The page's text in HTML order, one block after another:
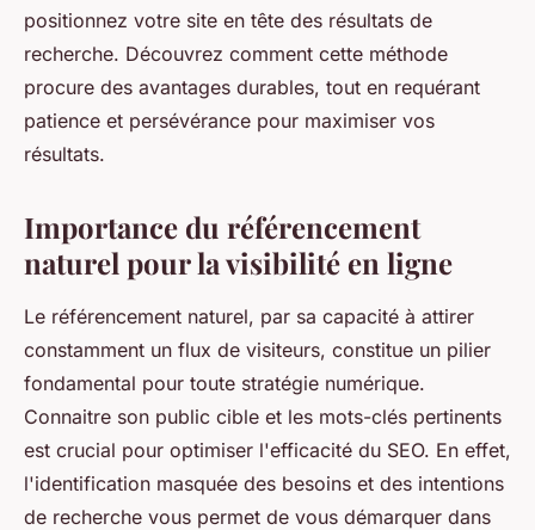
positionnez votre site en tête des résultats de
recherche. Découvrez comment cette méthode
procure des avantages durables, tout en requérant
patience et persévérance pour maximiser vos
résultats.
Importance du référencement
naturel pour la visibilité en ligne
Le référencement naturel, par sa capacité à attirer
constamment un flux de visiteurs, constitue un pilier
fondamental pour toute stratégie numérique.
Connaitre son public cible et les mots-clés pertinents
est crucial pour optimiser l'efficacité du SEO. En effet,
l'identification masquée des besoins et des intentions
de recherche vous permet de vous démarquer dans